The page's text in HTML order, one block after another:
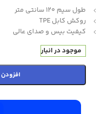
طول سیم 120 سانتی متر
روکش کابل TPE
کیفیت بیس و صدای عالی
موجود در انبار